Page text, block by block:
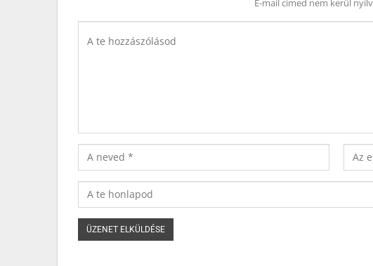
E-mail címed nem kerül